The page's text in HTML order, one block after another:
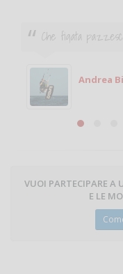
VUOI PARTECIPARE A
E LE